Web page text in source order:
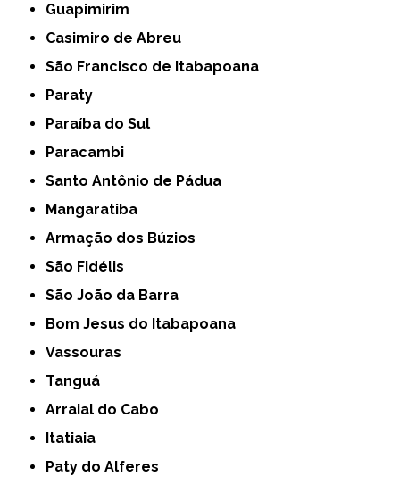
Guapimirim
Casimiro de Abreu
São Francisco de Itabapoana
Paraty
Paraíba do Sul
Paracambi
Santo Antônio de Pádua
Mangaratiba
Armação dos Búzios
São Fidélis
São João da Barra
Bom Jesus do Itabapoana
Vassouras
Tanguá
Arraial do Cabo
Itatiaia
Paty do Alferes